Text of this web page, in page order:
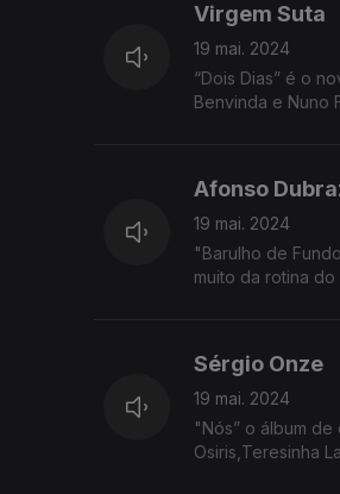
Virgem Suta
19 mai. 2024
“Dois Dias” é o
Benvinda e Nuno
Afonso
19 mai. 2024
"Barulho de
muito da rotina
Sérgio Onze
19 mai. 2024
"Nós” o álbum
Osiris,Teresinha